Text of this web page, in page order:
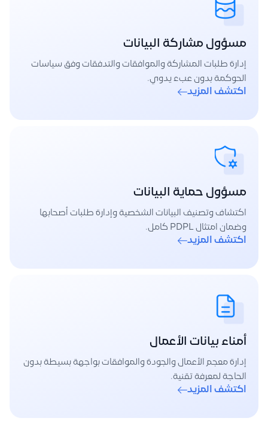
مسؤول مشاركة البيانات
إدارة طلبات المشاركة والموافقات والتدفقات وفق سياسات
الحوكمة بدون عبء يدوي.
اكتشف المزيد
مسؤول حماية البيانات
اكتشاف وتصنيف البيانات الشخصية وإدارة طلبات أصحابها
وضمان امتثال PDPL كامل.
اكتشف المزيد
أمناء بيانات الأعمال
إدارة معجم الأعمال والجودة والموافقات بواجهة بسيطة بدون
الحاجة لمعرفة تقنية.
اكتشف المزيد